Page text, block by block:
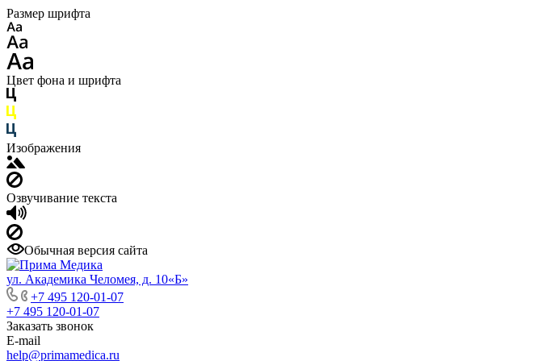
Размер шрифта
Цвет фона и шрифта
Изображения
Озвучивание текста
Обычная версия сайта
ул. Академика Челомея, д. 10«Б»
+7 495 120-01-07
+7 495 120-01-07
Заказать звонок
E-mail
help@primamedica.ru